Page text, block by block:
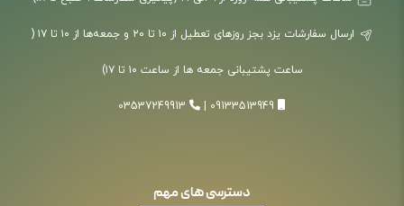
ارسال سفارشات یزد بجز روزهای تعطیل از ۱۰ تا ۲۰ و جمعه‌ها از ۱۰ تا ۱۷ (
ساعت پشتیبانی جمعه ها از ساعت ۱۰ تا ۱۷)
09133513949
03537249913
دسترسی های مهم